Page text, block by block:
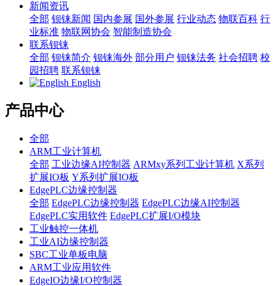
新闻资讯
全部 钡铼新闻 国内参展 国外参展 行业动态 物联百科 行
业标准 物联网协会 智能制造协会
联系钡铼
全部 钡铼简介 钡铼海外 部分用户 钡铼法务 社会招聘 校
园招聘 联系钡铼
English
产品中心
全部
ARM工业计算机
全部 工业边缘AI控制器 ARMxy系列工业计算机 X系列
扩展IO板 Y系列扩展IO板
EdgePLC边缘控制器
全部 EdgePLC边缘控制器 EdgePLC边缘AI控制器
EdgePLC实用软件 EdgePLC扩展I/O模块
工业触控一体机
工业AI边缘控制器
SBC工业单板电脑
ARM工业应用软件
EdgeIO边缘I/O控制器